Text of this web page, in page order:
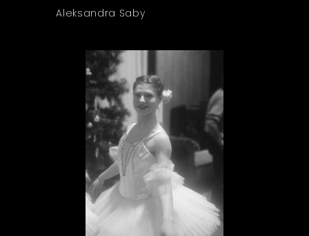
Aleksandra Saby